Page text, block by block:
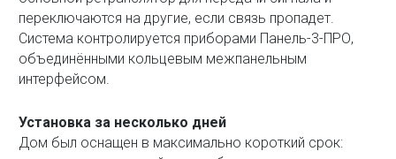
переключаются на другие, если связь пропадет.
Система контролируется приборами Панель-3-ПРО,
объединёнными кольцевым межпанельным
интерфейсом.
Установка за несколько дней
Дом был оснащен в максимально короткий срок: